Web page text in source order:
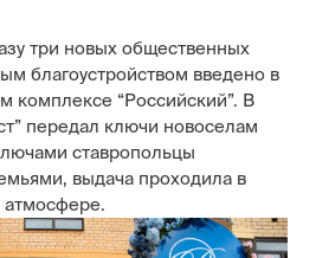
три новых общественных
благоустройством введено в
комплексе “Российский”. В
передал ключи новоселам
ставропольцы
выдача проходила в
атмосфере.